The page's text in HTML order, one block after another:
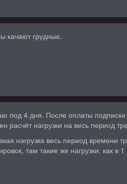
качают грудные.
под 4 дня. После оплаты
нагрузки на весь период
нагрузка весь период времени
там такие же нагрузки, как в